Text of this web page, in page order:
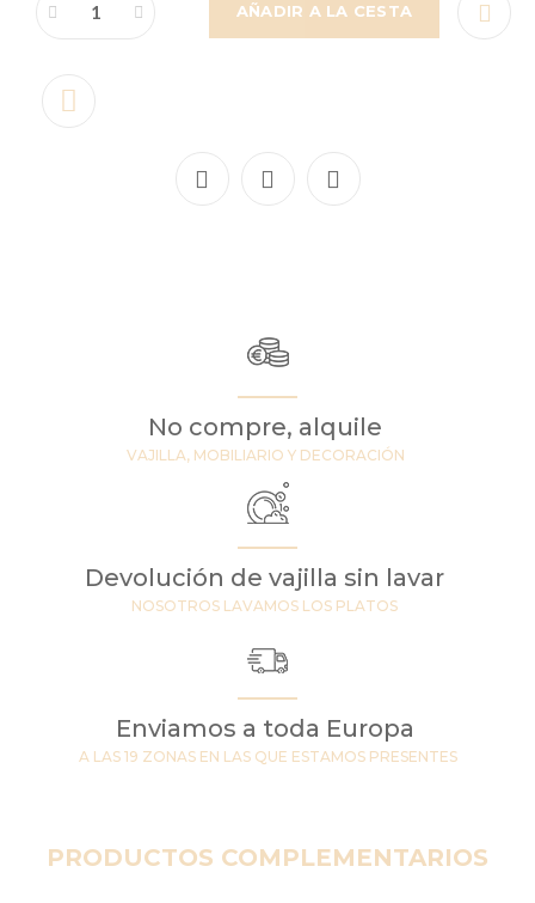
AÑADIR A LA CESTA
No compre, alquile
VAJILLA, MOBILIARIO Y DECORACIÓN
Devolución de vajilla sin lavar
NOSOTROS LAVAMOS LOS PLATOS
Enviamos a toda Europa
A LAS 19 ZONAS EN LAS QUE ESTAMOS PRESENTES
PRODUCTOS COMPLEMENTARIOS